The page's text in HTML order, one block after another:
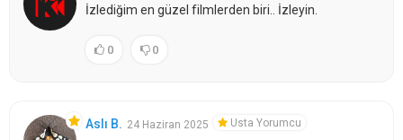
İzlediğim en güzel filmlerden biri.. İzleyin.
0 0
Aslı B. 24 Haziran 2025 Usta Yorumcu